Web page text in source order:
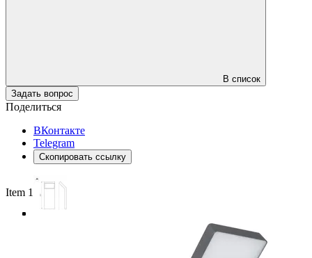
В список
Задать вопрос
Поделиться
ВКонтакте
Telegram
Скопировать ссылку
Item 1 of 4